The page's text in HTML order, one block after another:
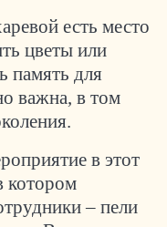
есть место
цветы или
память для
важна, в том
в этот
котором
– пели